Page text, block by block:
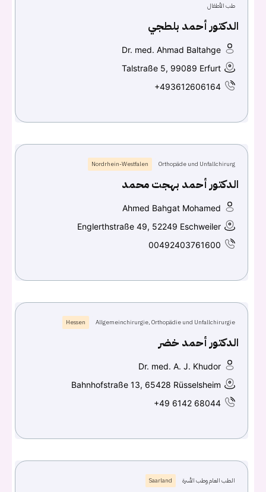
Facebook
Continue with Google
طب الأطفال
الدكتور أحمد بلطجي
Dr. med. Ahmad Baltahge
Talstraße 5, 99089 Erfurt
+493612606164
Orthopäde und Unfallchirurg
Nordrhein-Westfalen
الدكتور أحمد بهجت محمد
Ahmed Bahgat Mohamed
Englerthstraße 49, 52249 Eschweiler
00492403761600
Allgemeinchirurgie, Orthopädie und Unfallchirurgie
Hessen
الدكتور أحمد خضر
Dr. med. A. J. Khudor
Bahnhofstraße 13, 65428 Rüsselsheim
+49 6142 68044
الطب العام وطب الأسرة Saarland